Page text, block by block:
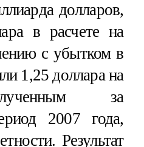
долларов,
в расчете на
с убытком в
1,25 доллара на
за
2007 года,
Результат